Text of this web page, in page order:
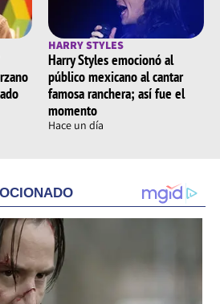
HARRY STYLES
Harry Styles emocionó al
público mexicano al cantar
famosa ranchera; así fue el
momento
Hace un día